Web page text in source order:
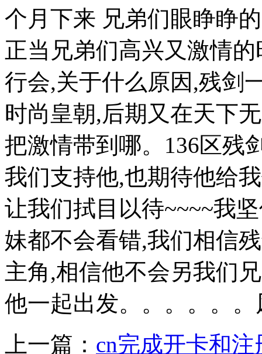
个月下来 兄弟们眼睁睁
正当兄弟们高兴又激情
行会,关于什么原因,残剑
时尚皇朝,后期又在天下
把激情带到哪。136区残
我们支持他,也期待他给
让我们拭目以待~~~~我
妹都不会看错,我们相信
主角,相信他不会另我们
他一起出发。。。。。
上一篇： cn完成开卡和注